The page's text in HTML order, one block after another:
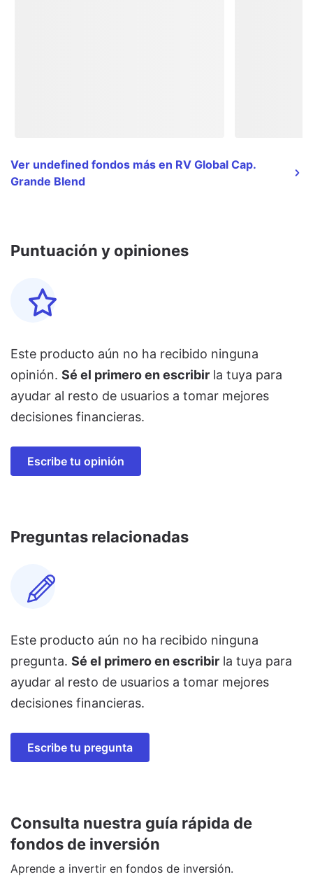
Ver undefined fondos más en RV Global Cap.
Grande Blend
Puntuación y opiniones
Este producto aún no ha recibido ninguna
opinión. Sé el primero en escribir la tuya para
ayudar al resto de usuarios a tomar mejores
decisiones financieras.
Escribe tu opinión
Preguntas relacionadas
Este producto aún no ha recibido ninguna
pregunta. Sé el primero en escribir la tuya para
ayudar al resto de usuarios a tomar mejores
decisiones financieras.
Escribe tu pregunta
Consulta nuestra guía rápida de
fondos de inversión
Aprende a invertir en fondos de inversión.